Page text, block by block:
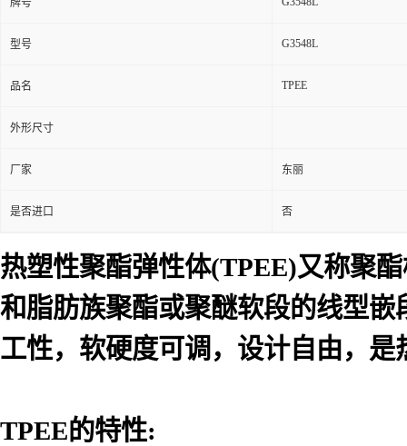
牌号
型号 G3548L
品名 TPEE
外形尺寸
厂家 东丽
是否进口 否
热塑性聚酯弹性体(TPEE)又称聚
和脂肪族聚酯或聚醚软段的线型
工性，软硬度可调，设计自由，
TPEE的特性: